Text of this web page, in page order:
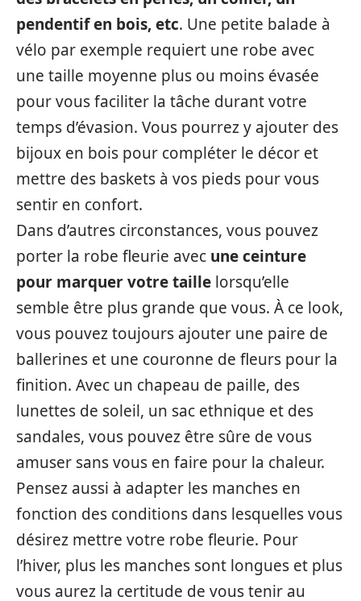
pendentif en bois, etc. Une petite balade à
vélo par exemple requiert une robe avec
une taille moyenne plus ou moins évasée
pour vous faciliter la tâche durant votre
temps d’évasion. Vous pourrez y ajouter des
bijoux en bois pour compléter le décor et
mettre des baskets à vos pieds pour vous
sentir en confort.
Dans d’autres circonstances, vous pouvez
porter la robe fleurie avec une ceinture
pour marquer votre taille lorsqu’elle
semble être plus grande que vous. À ce look,
vous pouvez toujours ajouter une paire de
ballerines et une couronne de fleurs pour la
finition. Avec un chapeau de paille, des
lunettes de soleil, un sac ethnique et des
sandales, vous pouvez être sûre de vous
amuser sans vous en faire pour la chaleur.
Pensez aussi à adapter les manches en
fonction des conditions dans lesquelles vous
désirez mettre votre robe fleurie. Pour
l’hiver, plus les manches sont longues et plus
vous aurez la certitude de vous tenir au